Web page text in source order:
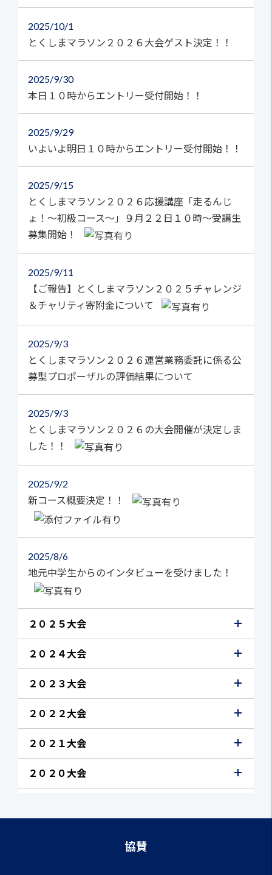
2025 10/1
とくしまマラソン２０２６大会ゲスト決定！！
2025 9/30
本日１０時からエントリー受付開始！！
2025 9/29
いよいよ明日１０時からエントリー受付開始！！
2025 9/15
とくしまマラソン２０２６応援講座「走るんじ
ょ！～初級コース～」９月２２日１０時～受講生
募集開始！
2025 9/11
【ご報告】とくしまマラソン２０２５チャレンジ
＆チャリティ寄附金について
2025 9/3
とくしまマラソン２０２６運営業務委託に係る公
募型プロポーザルの評価結果について
2025 9/3
とくしまマラソン２０２６の大会開催が決定しま
した！！
2025 9/2
新コース概要決定！！
2025 8/6
地元中学生からのインタビューを受けました！
２０２５大会
２０２４大会
２０２３大会
２０２２大会
２０２１大会
２０２０大会
協賛